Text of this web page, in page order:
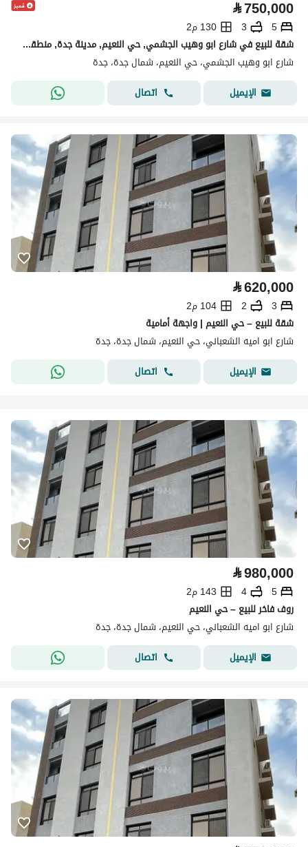
⃁750,000
5
3
130 م2
شقة للبيع في شارع ابو وهيب الجشمي, حي النعيم, مدينة جدة, منطقة مكة المكرمة
شارع ابو وهيب الجشمي، حي النعيم، شمال جدة، جدة
الإيميل
اتصال
⃁620,000
3
2
104 م2
شقة للبيع – حي النعيم | واجهة أمامية
شارع ابو اميه الشعباني، حي النعيم، شمال جدة، جدة
الإيميل
اتصال
⃁980,000
5
4
143 م2
روف فاخر للبيع – حي النعيم
شارع ابو اميه الشعباني، حي النعيم، شمال جدة، جدة
الإيميل
اتصال